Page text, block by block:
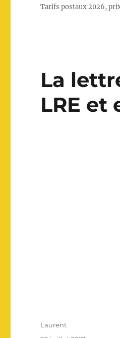
Tarifs postaux 2026,
La
LRE et
ALaurent